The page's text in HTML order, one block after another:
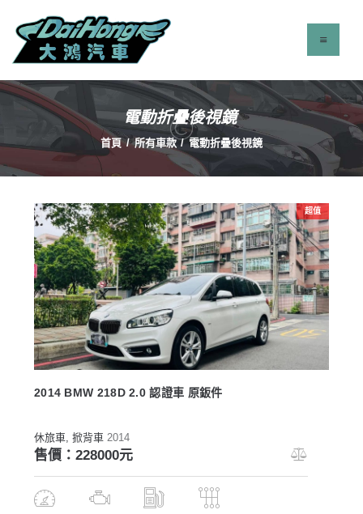
電動折疊後視鏡
首頁 所有車款 電動折疊後視鏡
最新消息
服務項目
立即找車
聯絡我們
關於我們
超值
2014 BMW 218D 2.0 認證車 原鈑件
休旅車, 掀背車 2014
售價：228000元